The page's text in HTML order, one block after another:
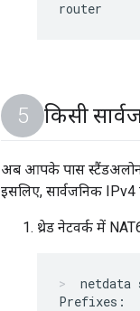
किसी
अब आपके पास स्टैंडअलोन
इसलिए, सार्वजनिक
थ्रेड नेटवर्क में
netdata
Prefixes: